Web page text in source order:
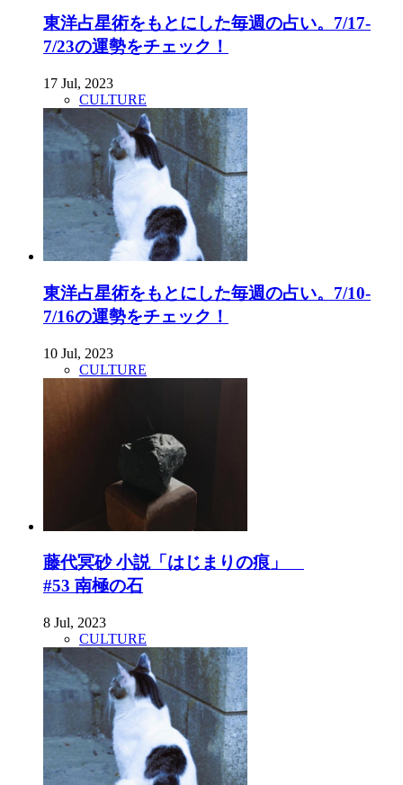
東洋占星術をもとにした毎週の占い。7/17-
7/23の運勢をチェック！
17 Jul, 2023
CULTURE
東洋占星術をもとにした毎週の占い。7/10-
7/16の運勢をチェック！
10 Jul, 2023
CULTURE
藤代冥砂 小説「はじまりの痕」
#53 南極の石
8 Jul, 2023
CULTURE